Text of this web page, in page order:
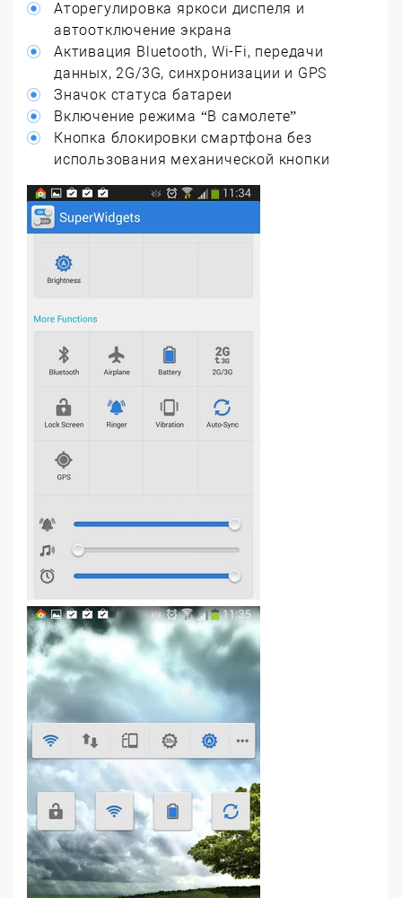
Аторегулировка яркоси диспеля и
автоотключение экрана
Активация Bluetooth, Wi-Fi, передачи
данных, 2G/3G, синхронизации и GPS
Значок статуса батареи
Включение режима “В самолете”
Кнопка блокировки смартфона без
использования механической кнопки